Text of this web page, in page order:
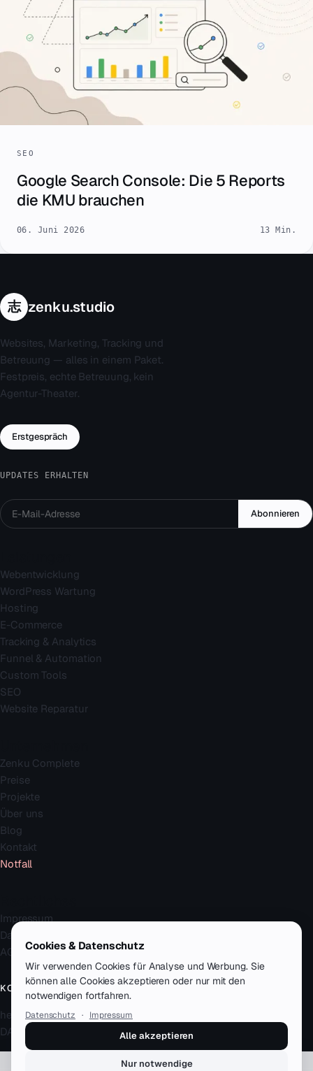
SEO
Google Search Console: Die 5 Reports
die KMU brauchen
06. Juni 2026 13 Min.
志 zenku.studio
Websites, Marketing, Tracking und
Betreuung — alles in einem Paket.
Festpreis, echte Betreuung, kein
Agentur-Theater.
Erstgespräch
UPDATES ERHALTEN
Abonnieren
Webentwicklung
WordPress Wartung
Hosting
E-Commerce
Tracking & Analytics
Funnel & Automation
Custom Tools
SEO
Website Reparatur
Zenku Complete
Preise
Projekte
Über uns
Blog
Kontakt
Notfall
Impressum
Datenschutz
AGB
KONTAKT
hello@zenku.studio
DACH · remote-first
Cookies & Datenschutz
Wir verwenden Cookies für Analyse und Werbung. Sie
können alle Cookies akzeptieren oder nur mit den
notwendigen fortfahren.
Datenschutz · Impressum
Alle akzeptieren
Nur notwendige